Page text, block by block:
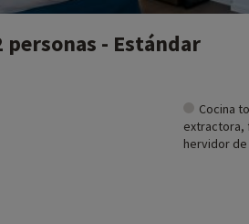
- Estándar
Cocina
extractora,
hervidor de